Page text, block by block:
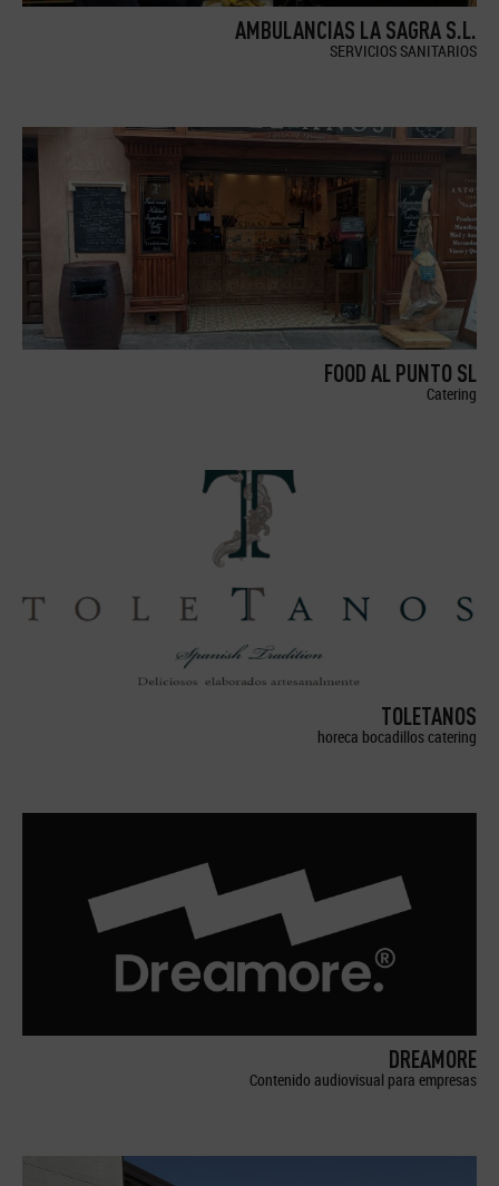
AMBULANCIAS LA SAGRA S.L.
SERVICIOS SANITARIOS
FOOD AL PUNTO SL
Catering
TOLETANOS
horeca bocadillos catering
DREAMORE
Contenido audiovisual para empresas